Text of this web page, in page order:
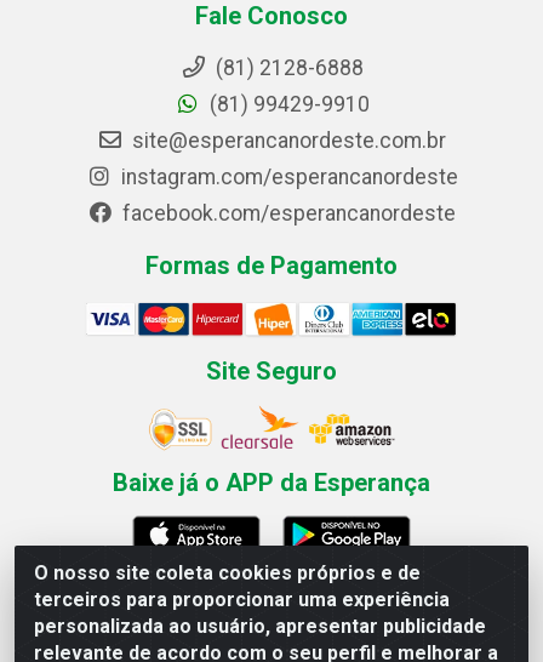
O nosso site coleta cookies próprios e de
terceiros para proporcionar uma experiência
personalizada ao usuário, apresentar publicidade
relevante de acordo com o seu perfil e melhorar a
Fale Conosco
(81) 2128-6888
(81) 99429-9910
site@esperancanordeste.com.br
instagram.com/esperancanordeste
facebook.com/esperancanordeste
Formas de Pagamento
Site Seguro
Baixe já o APP da Esperança
Esperança Nordeste - Rua Professor Caldas Filho, 291 -
Estância - Recife / PE CEP: 50771-335 - CNPJ